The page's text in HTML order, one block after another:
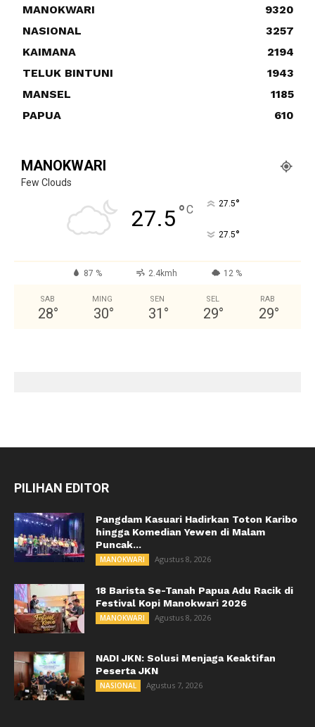
MANOKWARI
9320
NASIONAL
3257
KAIMANA
2194
TELUK BINTUNI
1943
MANSEL
1185
PAPUA
610
MANOKWARI
Few Clouds
27.5°C 27.5°
27.5°
87 % 2.4kmh 12 %
SAB
28°
MING
30°
SEN
31 °
SEL
29°
RAB
29°
PILIHAN EDITOR
Pangdam Kasuari Hadirkan Toton Karibo
hingga Komedian Yewen di Malam
Puncak...
MANOKWARI Agustus 8, 2026
18 Barista Se-Tanah Papua Adu Racik di
Festival Kopi Manokwari 2026
MANOKWARI Agustus 8, 2026
NADI JKN: Solusi Menjaga Keaktifan
Peserta JKN
NASIONAL Agustus 7, 2026